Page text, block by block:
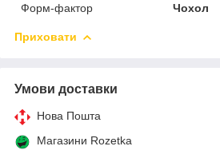
Форм-фактор
Чохол
Приховати
Умови доставки
Нова Пошта
Магазини Rozetka